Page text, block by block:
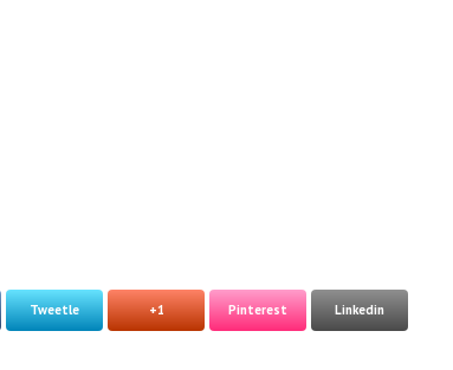
Tweetle +1 Pinterest Linkedin